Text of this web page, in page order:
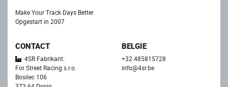
Make Your Track Days Better
Opgestart in 2007
CONTACT
4SR Fabrikant:
For Street Racing s.r.o.
Bosilec 106
BELGIE
+32 485815728
info@4sr.be